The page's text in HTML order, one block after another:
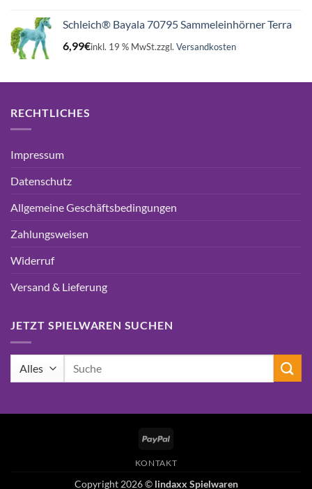
Schleich® Bayala 70795 Sammeleinhörner Terra
6,99€inkl. 19 % MwSt.zzgl. Versandkosten
RECHTLICHES
Impressum
Datenschutz
Allgemeine Geschäftsbedingungen
Zahlungsweisen
Widerruf
Versand & Lieferung
JETZT SPIELWAREN SUCHEN
PayPal
KONTAKT
Copyright 2026 © lindaxx Spielwaren